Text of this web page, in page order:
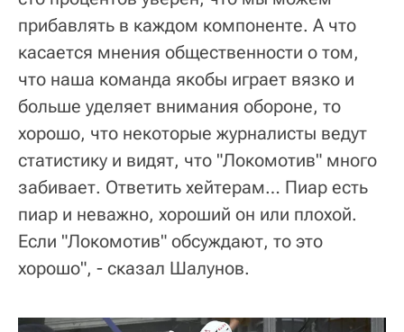
прибавлять в каждом компоненте. А что
касается мнения общественности о том,
что наша команда якобы играет вязко и
больше уделяет внимания обороне, то
хорошо, что некоторые журналисты ведут
статистику и видят, что "Локомотив" много
забивает. Ответить хейтерам… Пиар есть
пиар и неважно, хороший он или плохой.
Если "Локомотив" обсуждают, то это
хорошо", - сказал Шалунов.